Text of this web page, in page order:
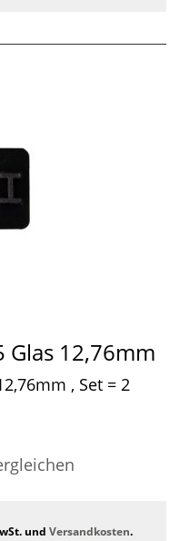
Glas 12,76mm
, Set = 2
und Versandkosten.